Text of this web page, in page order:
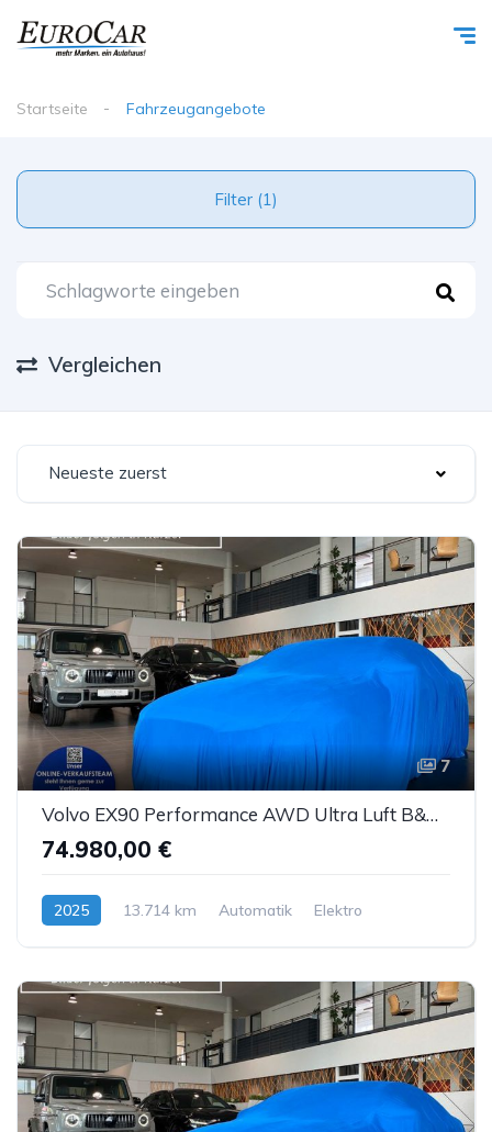
Startseite Fahrzeugangebote
Filter (1)
Vergleichen
Neueste zuerst
7
Volvo EX90 Performance AWD Ultra Luft B&W ACC AHK 7S
74.980,00 €
2025 13.714 km Automatik Elektro